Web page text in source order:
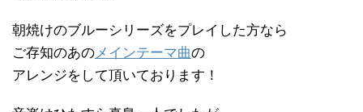
朝焼けのブルーシリーズをプレイした方なら
ご存知のあのメインテーマ曲の
アレンジをして頂いております！